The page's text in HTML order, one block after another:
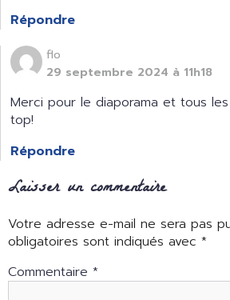
Répondre
flo
29 septembre 2024 à 11h18
Merci pour le diaporama et tous
top!
Répondre
Laisser un commentaire
Votre adresse e-mail ne sera pas
obligatoires sont indiqués avec *
Commentaire *